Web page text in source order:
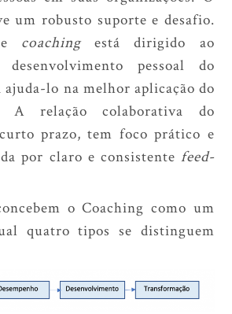
um robusto suporte e desafio.
coachingestá dirigido ao
desenvolvimento pessoal do
lo na melhor aplicação do
A relação colaborativa do
prazo, tem foco prático e
por claro e consistente feed-
oCoaching como um
quatro tipos se distinguem